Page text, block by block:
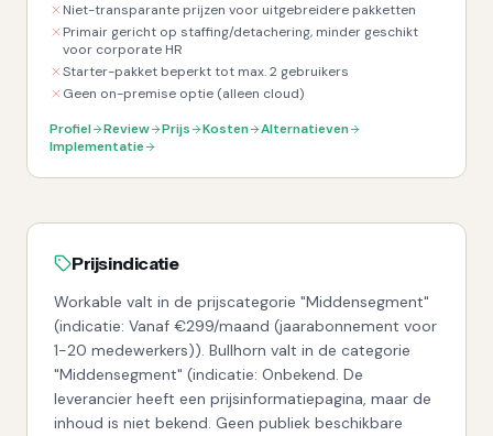
Niet-transparante prijzen voor uitgebreidere pakketten
Primair gericht op staffing/detachering, minder geschikt
voor corporate HR
Starter-pakket beperkt tot max. 2 gebruikers
Geen on-premise optie (alleen cloud)
Profiel
Review Prijs Kosten
Alternatieven
Implementatie
Prijsindicatie
Workable valt in de prijscategorie "Middensegment"
(indicatie: Vanaf €299/maand (jaarabonnement voor
1-20 medewerkers)). Bullhorn valt in de categorie
"Middensegment" (indicatie: Onbekend. De
leverancier heeft een prijsinformatiepagina, maar de
inhoud is niet bekend. Geen publiek beschikbare